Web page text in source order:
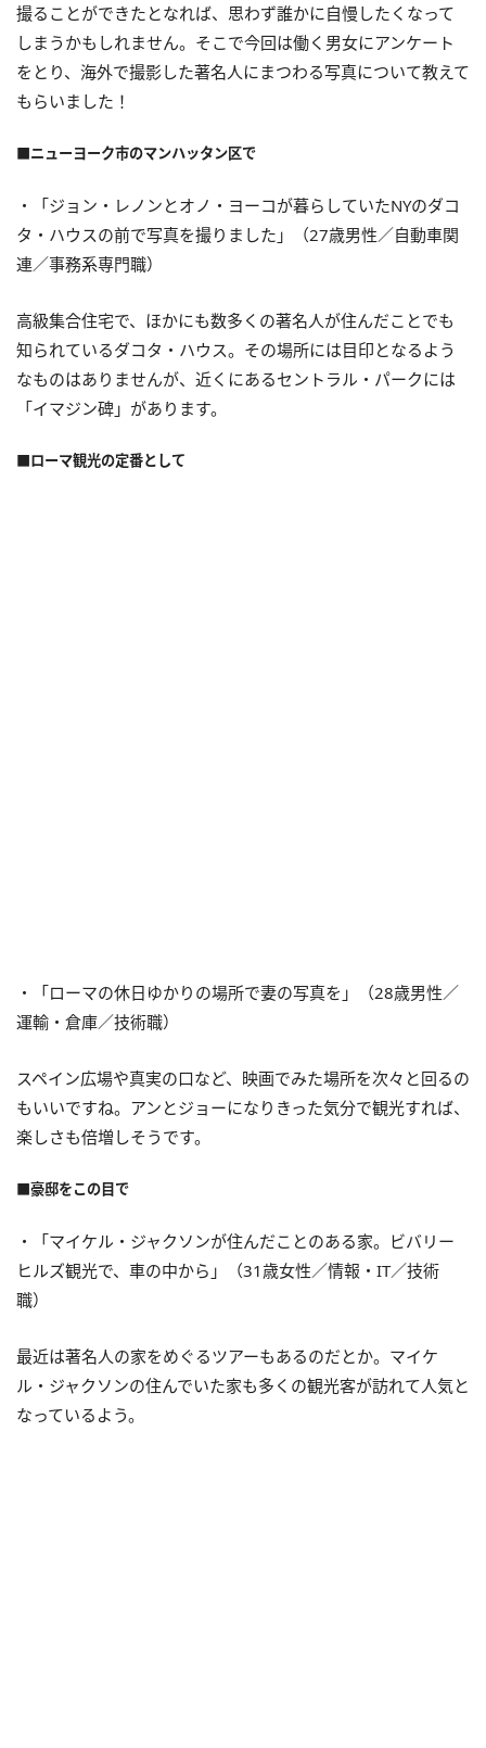
撮ることができたとなれば、思わず誰かに自慢したくなって
しまうかもしれません。そこで今回は働く男女にアンケート
をとり、海外で撮影した著名人にまつわる写真について教えて
もらいました！
■ニューヨーク市のマンハッタン区で
・「ジョン・レノンとオノ・ヨーコが暮らしていたNYのダコ
タ・ハウスの前で写真を撮りました」（27歳男性／自動車関
連／事務系専門職）
高級集合住宅で、ほかにも数多くの著名人が住んだことでも
知られているダコタ・ハウス。その場所には目印となるよう
なものはありませんが、近くにあるセントラル・パークには
「イマジン碑」があります。
■ローマ観光の定番として
・「ローマの休日ゆかりの場所で妻の写真を」（28歳男性／
運輸・倉庫／技術職）
スペイン広場や真実の口など、映画でみた場所を次々と回るの
もいいですね。アンとジョーになりきった気分で観光すれば、
楽しさも倍増しそうです。
■豪邸をこの目で
・「マイケル・ジャクソンが住んだことのある家。ビバリー
ヒルズ観光で、車の中から」（31歳女性／情報・IT／技術
職）
最近は著名人の家をめぐるツアーもあるのだとか。マイケ
ル・ジャクソンの住んでいた家も多くの観光客が訪れて人気と
なっているよう。